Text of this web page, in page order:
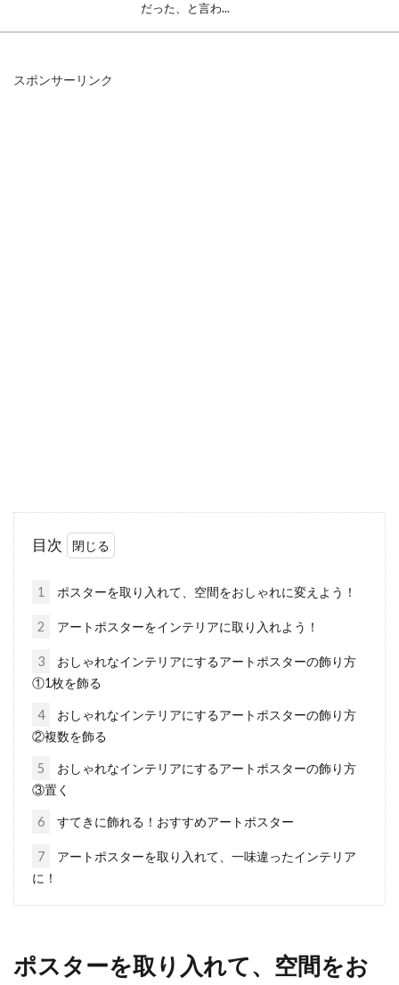
だった、と言わ...
の使い方を知りたい！
2LDKの賃貸住宅を福岡で探すなら？
おすすめエリアをご紹介！
2LDKの賃貸住宅を福岡で探す、という方は多い
防食性の高いガルバリウム鋼板は、建物の外壁
で使われることが多い建築材料です。その意匠
スポンサーリンク
目次
1 ポスターを取り入れて、空間をおしゃれに変えよう！
2 アートポスターをインテリアに取り入れよう！
3
おしゃれなインテリアにするアートポスターの飾り方
①1枚を飾る
4
おしゃれなインテリアにするアートポスターの飾り方
②複数を飾る
5
おしゃれなインテリアにするアートポスターの飾り方
③置く
6 すてきに飾れる！おすすめアートポスター
7
アートポスターを取り入れて、一味違ったインテリア
に！
ポスターを取り入れて、空間をお